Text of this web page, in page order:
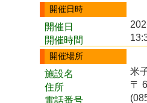
開催日時
開催日
開催時間
開催場所
施設名
米
住所
〒
電話番号